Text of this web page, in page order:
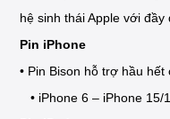
hệ sinh thái Apple với
Pin iPhone
• Pin Bison hỗ trợ hầu hết
• iPhone 6 – iPhone 15/